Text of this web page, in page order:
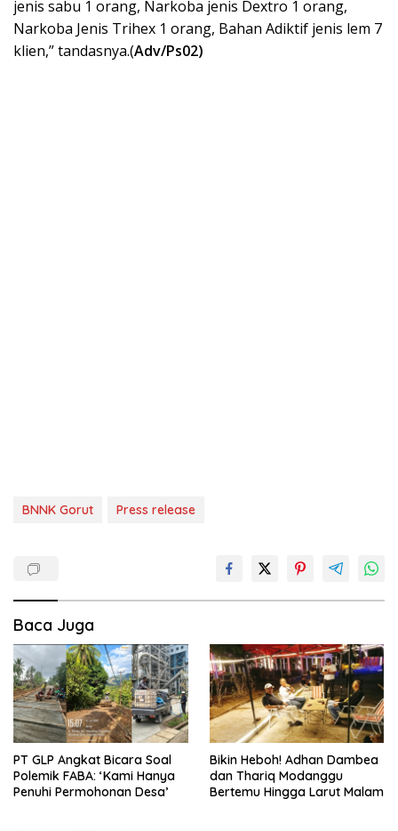
jenis sabu 1 orang, Narkoba jenis Dextro 1 orang,
Narkoba Jenis Trihex 1 orang, Bahan Adiktif jenis lem 7
klien,” tandasnya.(Adv/Ps02)
BNNK Gorut Press release
Baca Juga
PT GLP Angkat Bicara Soal
Polemik FABA: ‘Kami Hanya
Penuhi Permohonan Desa’
Bikin Heboh! Adhan Dambea
dan Thariq Modanggu
Bertemu Hingga Larut Malam